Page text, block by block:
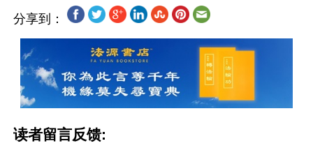
分享到：
读者留言反馈: